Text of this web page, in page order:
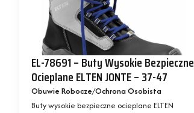
EL-78691 – Buty Wysokie Bezpieczne
Ocieplane ELTEN JONTE – 37-47
Obuwie Robocze Ochrona Osobista
Buty wysokie bezpieczne ocieplane ELTEN